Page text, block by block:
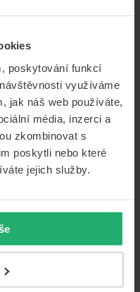
poskytování funkcí
využíváme
jak náš web používáte,
média, inzerci a
zkombinovat s
poskytli nebo které
jejich služby.
ČSOB Pojišťovny
nejprodávanější na
sjednat? Balíčky
do tří kategorií, a to
Standard, ČSOB
povinné ručení